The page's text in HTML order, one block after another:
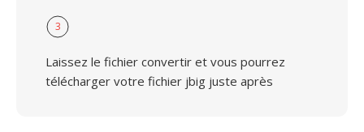
3
Laissez le fichier convertir et vous pourrez
télécharger votre fichier jbig juste après